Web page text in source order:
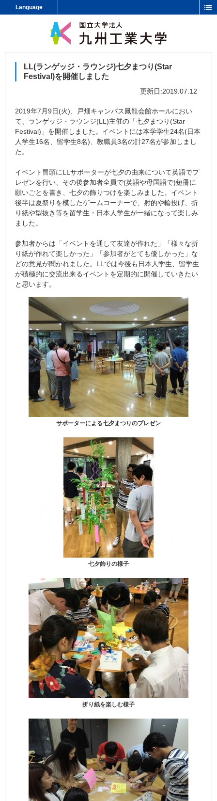
Language
LL(ランゲッジ・ラウンジ)七夕まつり(Star
Festival)を開催しました
更新日:2019.07.12
2019年7月9日(火)、戸畑キャンパス鳳龍会館ホールにおい
て、ランゲッジ・ラウンジ(LL)主催の「七夕まつり(Star
Festival)」を開催しました。イベントには本学学生24名(日本
人学生16名、留学生8名)、教職員3名の計27名が参加しまし
た。
イベント冒頭にLLサポーターが七夕の由来について英語でプ
レゼンを行い、その後参加者全員で(英語や母国語で)短冊に
願いごとを書き、七夕の飾りつけを楽しみました。イベント
後半は夏祭りを模したゲームコーナーで、射的や輪投げ、折
り紙や型抜き等を留学生・日本人学生が一緒になって楽しみ
ました。
参加者からは「イベントを通して友達が作れた」「様々な折
り紙が作れて楽しかった」「参加者がとても優しかった」な
どの意見が聞かれました。LLでは今後も日本人学生、留学生
が積極的に交流出来るイベントを定期的に開催していきたい
と思います。
サポーターによる七夕まつりのプレゼン
七夕飾りの様子
折り紙を楽しむ様子